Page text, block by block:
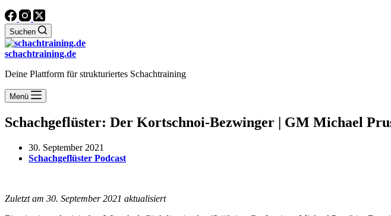
Suchen
schachtraining.de
Deine Plattform für strukturiertes Schachtraining
Menü
Schachgeflüster: Der Kortschnoi-Bezwinger | GM Michael
30. September 2021
Schachgeflüster Podcast
Zuletzt am 30. September 2021 aktualisiert